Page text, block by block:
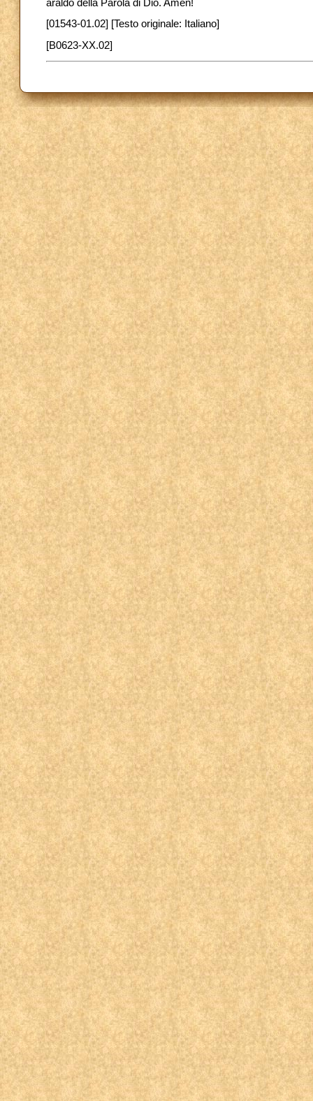
araldo della Parola di Dio. Amen!
[01543-01.02] [Testo originale: Italiano]
[B0623-XX.02]